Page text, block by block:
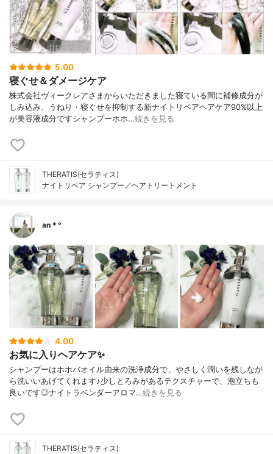
5.00
寝ぐせ＆ダメージケア
株式会社ヴィークレアさまからいただきました寝ている間に補修成分が
しみ込み、うねり・寝ぐせを抑制する新ナイトリペアヘアケア90%以上
が美容液成分ですシャンプーホホ…続きを見る
THERATIS(セラティス)
ナイトリペア シャンプー／ヘアトリートメント
an＊°
4.00
お気に入りヘアケア✨
シャンプーはホホバオイル由来の洗浄成分で、やさしく潤いを残しなが
ら洗いいあげてくれます♪少しとろみがあるテクスチャーで、泡立ちも
良いです◎ナイトラベンダーアロマ…続きを見る
THERATIS(セラティス)